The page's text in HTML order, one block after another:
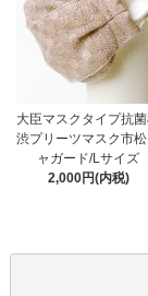
大臣マスクタイプ抗
渋プリーツマスク市
ャガード/Lサイズ
2,000円(内税)